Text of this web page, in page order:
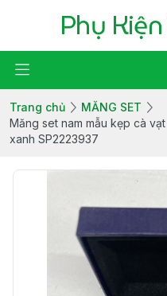
Phụ
Trang chủ
MĂNG SET
Măng set nam mẫu kẹp cà
xanh SP2223937